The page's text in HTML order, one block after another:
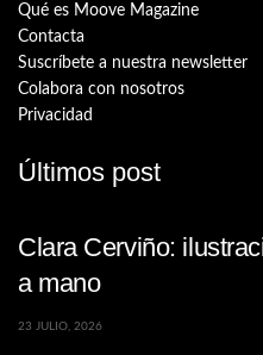
Qué es Moove Magazine
Contacta
Suscríbete a nuestra newsletter
Colabora con nosotros
Privacidad
Últimos post
Clara Cerviño:
a mano
23 JULIO, 2026